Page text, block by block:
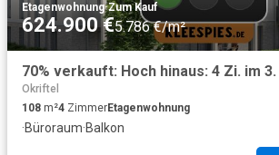
Etagenwohnung·Zum Kauf
624.900 €5.786 €/m²
Okriftel
108 m²4 ZimmerEtagenwohnung
·Büroraum·Balkon